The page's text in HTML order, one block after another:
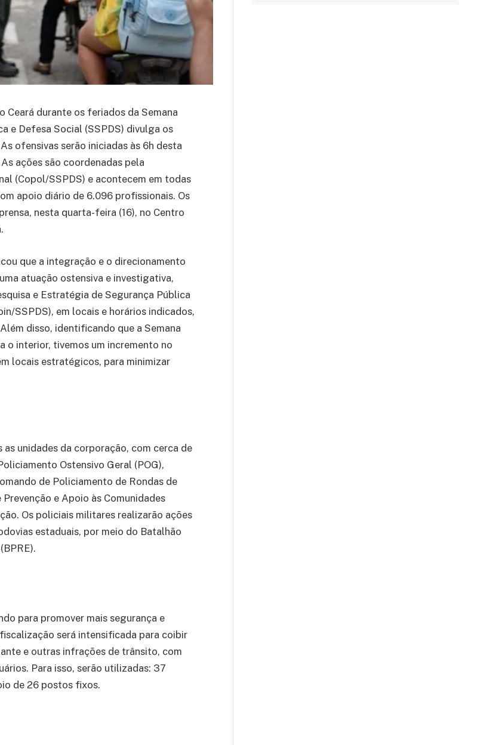
Ceará durante os feriados da Semana
e Defesa Social (SSPDS) divulga os
ofensivas serão iniciadas às 6h desta
ações são coordenadas pela
(Copol/SSPDS) e acontecem em todas
apoio diário de 6.096 profissionais. Os
nesta quarta-feira (16), no Centro
que a integração e o direcionamento
atuação ostensiva e investigativa,
e Estratégia de Segurança Pública
SSPDS), em locais e horários indicados,
disso, identificando que a Semana
o interior, tivemos um incremento no
locais estratégicos, para minimizar
unidades da corporação, com cerca de
Ostensivo Geral (POG),
de Policiamento de Rondas de
e Apoio às Comunidades
Os policiais militares realizarão ações
estaduais, por meio do Batalhão
para promover mais segurança e
será intensificada para coibir
e outras infrações de trânsito, com
Para isso, serão utilizadas: 37
de 26 postos fixos.